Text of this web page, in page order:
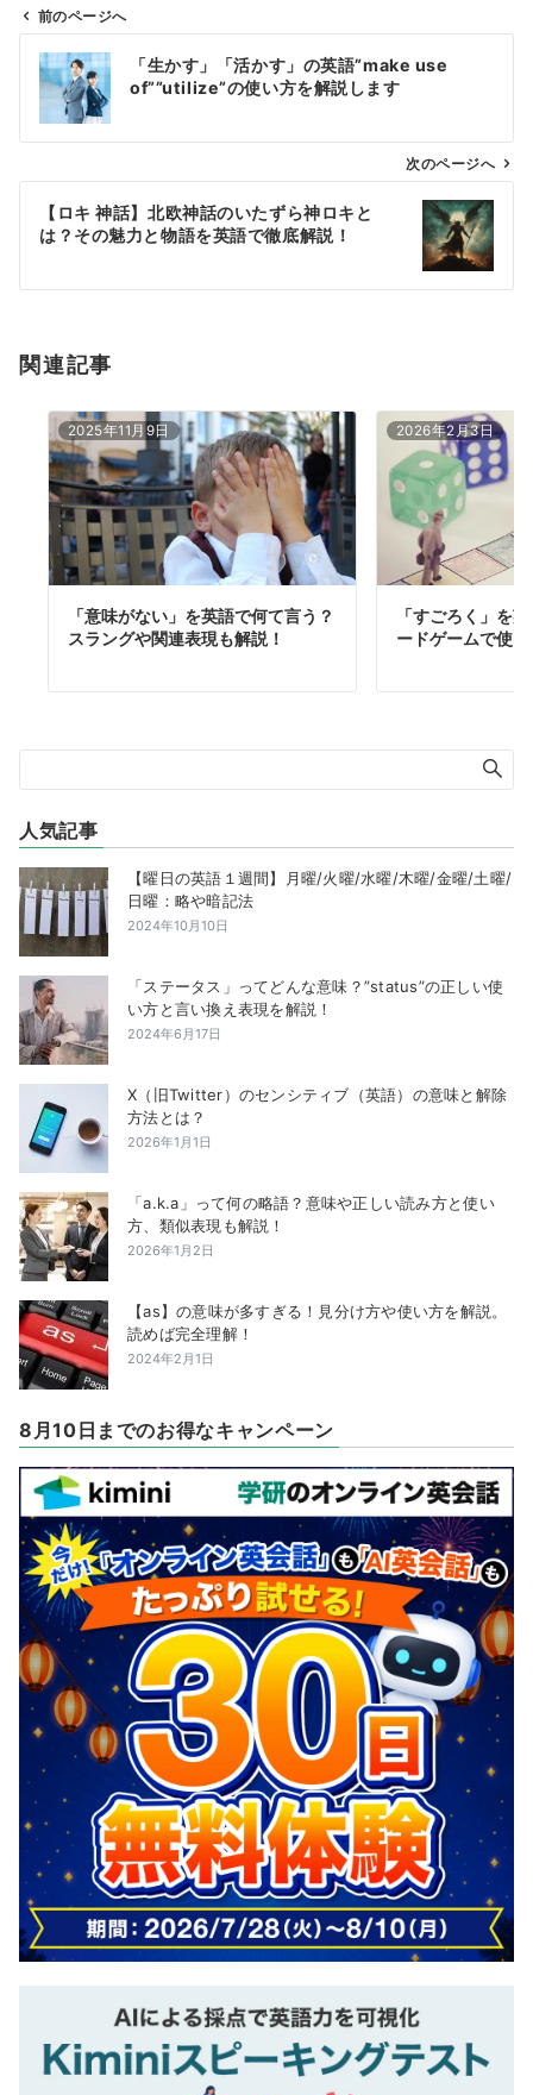
ビ
ン
前のページへ
「生かす」「活かす」の英語”make use
of””utilize”の使い方を解説します
次のページへ
【ロキ 神話】北欧神話のいたずら神ロキと
は？その魅力と物語を英語で徹底解説！
関連記事
2025年11月9日
「意味がない」を英語で何て言う？
スラングや関連表現も解説！
2026年2月3日
「すごろく」を
ードゲームで使
人気記事
【曜日の英語１週間】月曜/火曜/水曜/木曜/金曜/土曜/
日曜：略や暗記法
2024年10月10日
「ステータス」ってどんな意味？”status”の正しい使
い方と言い換え表現を解説！
2024年6月17日
X（旧Twitter）のセンシティブ（英語）の意味と解除
方法とは？
2026年1月1日
「a.k.a」って何の略語？意味や正しい読み方と使い
方、類似表現も解説！
2026年1月2日
【as】の意味が多すぎる！見分け方や使い方を解説。
読めば完全理解！
2024年2月1日
8月10日までのお得なキャンペーン